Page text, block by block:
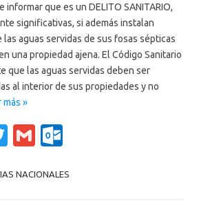
informar que es un DELITO SANITARIO,
significativas, si además instalan
las aguas servidas de sus fosas sépticas
una propiedad ajena. El Código Sanitario
que las aguas servidas deben ser
al interior de sus propiedades y no
más »
T
it
G
ail lo
NACIONALES